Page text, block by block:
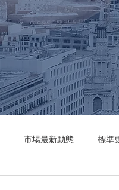
市場最新動態 標準